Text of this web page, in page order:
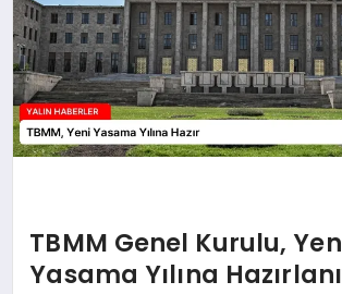
MAGAZİN
SAĞLIK
TBMM Genel Kurulu,
Yasama Yılına